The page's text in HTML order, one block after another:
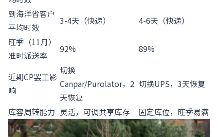
到海洋省客户
平均时效
3-4天（快递）
4-6天（快递）
旺季（11月）
准时派送率
92% 89%
近期CP罢工影
响
切换
Canpar/Purolator，2
天恢复
切换UPS，3天恢复
库容周转能力 灵活，可调共享库存 固定库位，旺季易满